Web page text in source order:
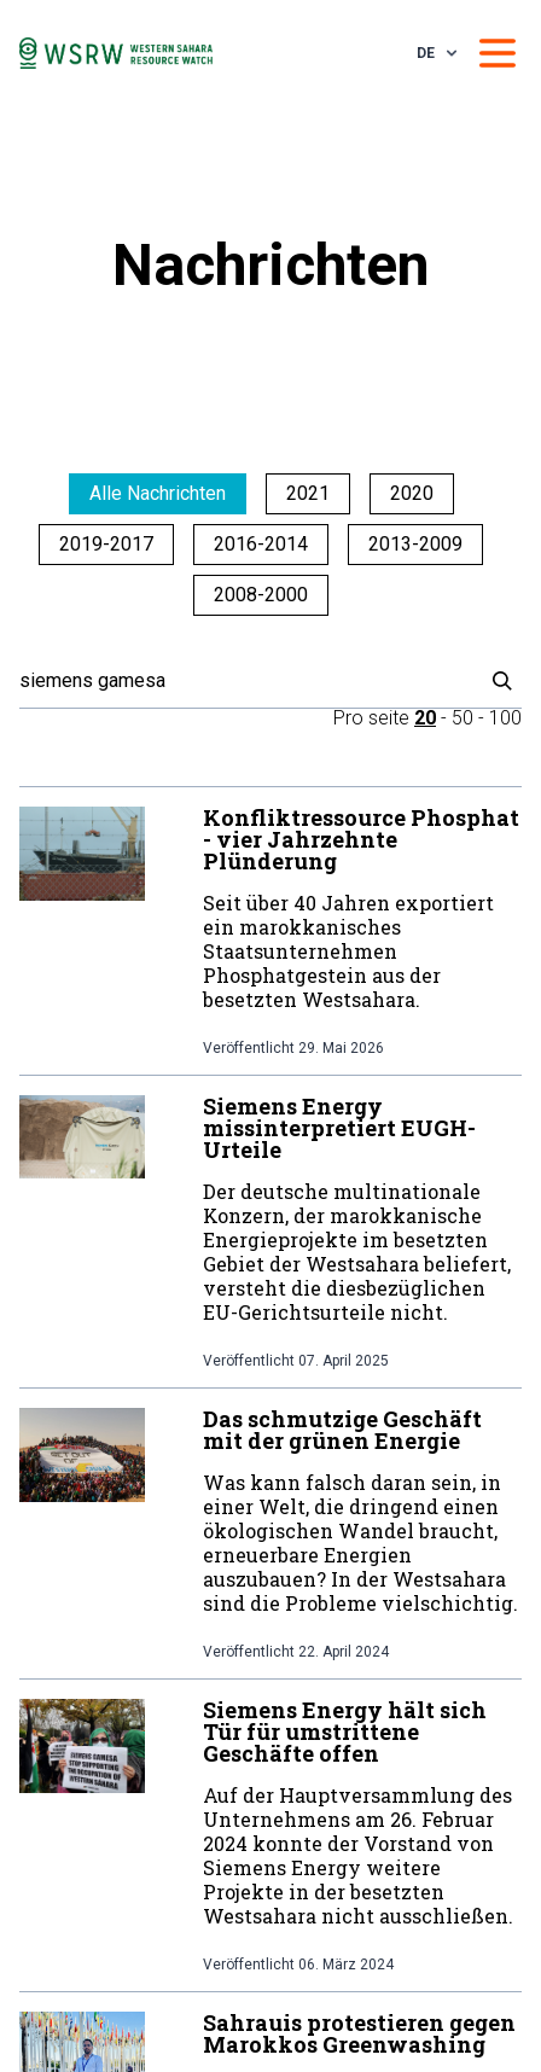
DE
Nachrichten
Alle Nachrichten 2021 2020
2019-2017 2016-2014 2013-2009
2008-2000
Pro seite 20 - 50 - 100
Konfliktressource Phosphat
- vier Jahrzehnte
Plünderung
Seit über 40 Jahren exportiert
ein marokkanisches
Staatsunternehmen
Phosphatgestein aus der
besetzten Westsahara.
Veröffentlicht 29. Mai 2026
Siemens Energy
missinterpretiert EUGH-
Urteile
Der deutsche multinationale
Konzern, der marokkanische
Energieprojekte im besetzten
Gebiet der Westsahara beliefert,
versteht die diesbezüglichen
EU-Gerichtsurteile nicht.
Veröffentlicht 07. April 2025
Das schmutzige Geschäft
mit der grünen Energie
Was kann falsch daran sein, in
einer Welt, die dringend einen
ökologischen Wandel braucht,
erneuerbare Energien
auszubauen? In der Westsahara
sind die Probleme vielschichtig.
Veröffentlicht 22. April 2024
Siemens Energy hält sich
Tür für umstrittene
Geschäfte offen
Auf der Hauptversammlung des
Unternehmens am 26. Februar
2024 konnte der Vorstand von
Siemens Energy weitere
Projekte in der besetzten
Westsahara nicht ausschließen.
Veröffentlicht 06. März 2024
Sahrauis protestieren gegen
Marokkos Greenwashing